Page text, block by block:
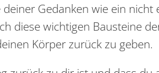
Gedanken wie ein
diese wichtigen Bausteine
Körper zurück zu geben.